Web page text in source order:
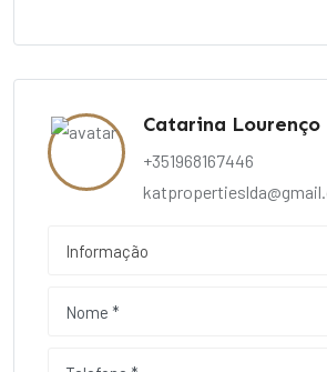
Catarina Lourenço
+351968167446